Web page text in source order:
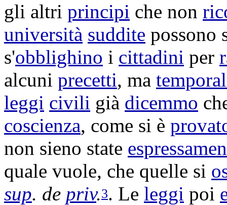
gli altri principi che non
università suddite possono
s'obblighino i cittadini per
alcuni precetti, ma
leggi civili già dicemmo
coscienza, come si è
non sieno state
quale vuole, che quelle si
sup. de priv.3. Le leggi poi